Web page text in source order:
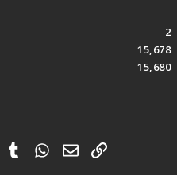
2
15,678
15,680
PinterestTumblrWhatsApp
電子郵件
連結